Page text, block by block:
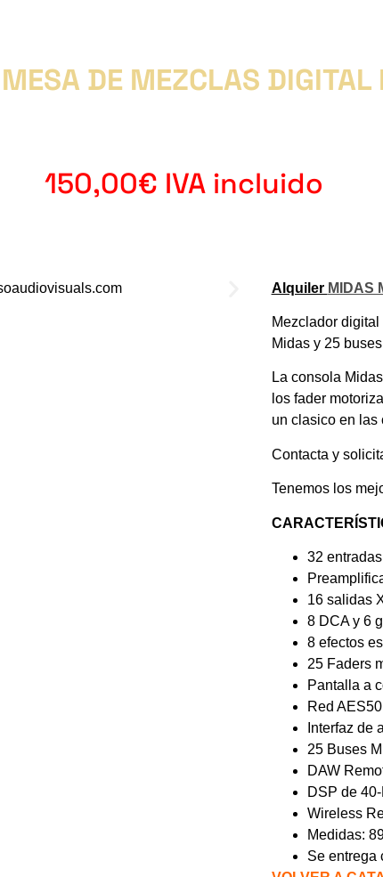
DE MEZCLAS
150,00€ IVA incluido
Alquiler MIDAS
Mezclador
Midas y 25
La consola
los fader
un clasico en las
Contacta y
Tenemos los
32
16 salidas
8 DCA y 6
8 efectos
25 Faders
Pantalla a
Red
Interfaz de
25 Buses
DAW
DSP de
Wireless
Medidas:
Se entrega